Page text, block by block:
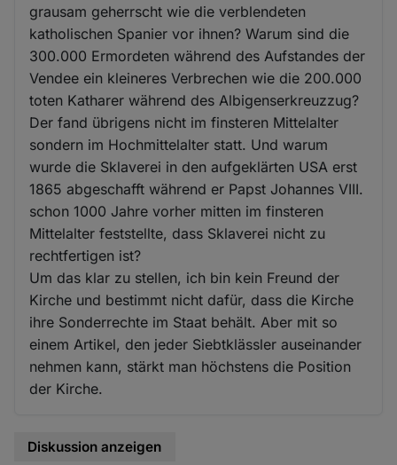
grausam geherrscht wie die verblendeten
katholischen Spanier vor ihnen? Warum sind die
300.000 Ermordeten während des Aufstandes der
Vendee ein kleineres Verbrechen wie die 200.000
toten Katharer während des Albigenserkreuzzug?
Der fand übrigens nicht im finsteren Mittelalter
sondern im Hochmittelalter statt. Und warum
wurde die Sklaverei in den aufgeklärten USA erst
1865 abgeschafft während er Papst Johannes VIII.
schon 1000 Jahre vorher mitten im finsteren
Mittelalter feststellte, dass Sklaverei nicht zu
rechtfertigen ist?
Um das klar zu stellen, ich bin kein Freund der
Kirche und bestimmt nicht dafür, dass die Kirche
ihre Sonderrechte im Staat behält. Aber mit so
einem Artikel, den jeder Siebtklässler auseinander
nehmen kann, stärkt man höchstens die Position
der Kirche.
Diskussion anzeigen